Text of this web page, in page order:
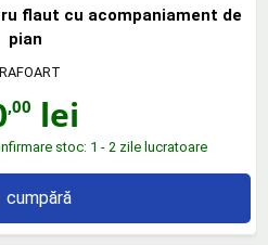
flaut cu acompaniament de
pian
,00 lei
stoc: 1 - 2 zile lucratoare
cumpără